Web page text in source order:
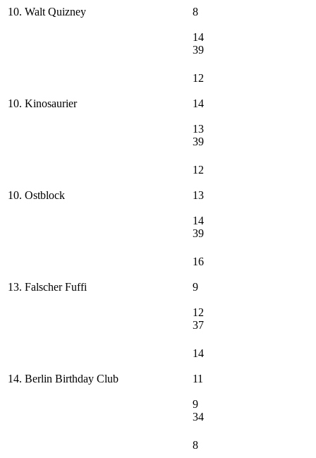
10. Walt Quizney 8
14
39
10. Kinosaurier
12
14
13
39
10. Ostblock
12
13
14
39
13. Falscher Fuffi
16
9
12
37
14. Berlin Birthday Club
14
11
9
34
8